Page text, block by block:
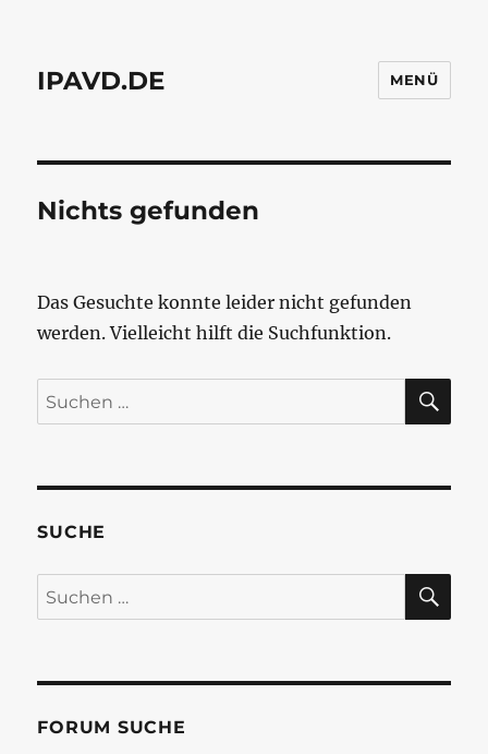
IPAVD.DE MENÜ
Nichts gefunden
Das Gesuchte konnte leider nicht gefunden
werden. Vielleicht hilft die Suchfunktion.
Suchen
nach:
SUCHE
Suchen
nach:
FORUM SUCHE